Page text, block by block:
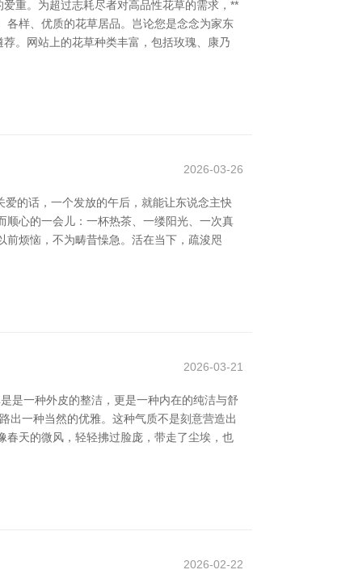
重。为超过志耗尽者对高品性花草的需求，**
样、优质的花草居品。岂论您是念念为家东
。网站上的花草种类丰富，包括玫瑰、康乃
2026-03-26
的话，一个发放的午后，就能让东说念主快
心的一会儿：一杯热茶、一缕阳光、一次真
烦恼，不为畴昔懆急。活在当下，疏浚咫
2026-03-21
是一种外皮的整洁，更是一种内在的纯洁与舒
出一种当然的优雅。这种气质不是刻意营造出
天的微风，轻轻拂过脸庞，带走了尘埃，也
2026-02-22